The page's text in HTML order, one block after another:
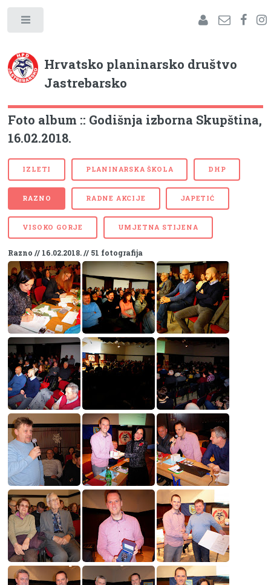
Hrvatsko planinarsko društvo
Jastrebarsko
Foto album :: Godišnja izborna Skupština,
16.02.2018.
IZLETI PLANINARSKA ŠKOLA DHP
RAZNO RADNE AKCIJE JAPETIĆ
VISOKO GORJE UMJETNA STIJENA
Razno // 16.02.2018. // 51 fotografija